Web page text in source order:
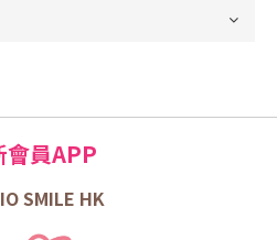
會員APP
SMILE HK